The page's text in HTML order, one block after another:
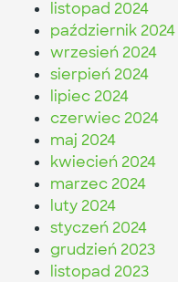
listopad 2024
październik 2024
wrzesień 2024
sierpień 2024
lipiec 2024
czerwiec 2024
maj 2024
kwiecień 2024
marzec 2024
luty 2024
styczeń 2024
grudzień 2023
listopad 2023